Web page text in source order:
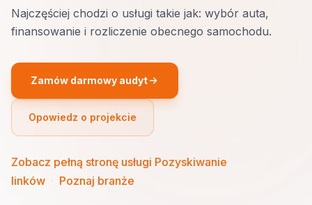
Najczęściej chodzi o usługi takie jak: wybór auta,
finansowanie i rozliczenie obecnego samochodu.
Zamów darmowy audyt
Opowiedz o projekcie
Zobacz pełną stronę usługi Pozyskiwanie
linków
Poznaj branże